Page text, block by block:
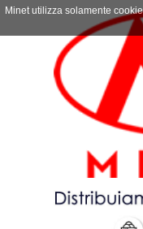
Minet utilizza solamente